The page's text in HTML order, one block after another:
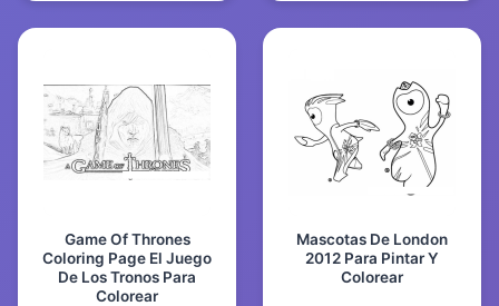
Game Of Thrones
Coloring Page El Juego
De Los Tronos Para
Colorear
Mascotas De London
2012 Para Pintar Y
Colorear